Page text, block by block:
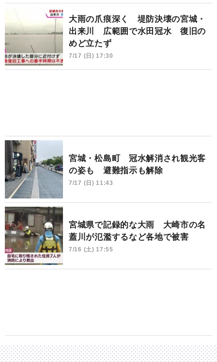
大雨の爪痕深く 堤防決壊の宮城・
出来川 広範囲で水田冠水 復旧の
めど立たず
7/17 (日) 17:30
宮城・松島町 冠水解消され観光客
の姿も 避難指示も解除
7/17 (日) 11:43
宮城県で記録的な大雨 大崎市の名
蓋川が氾濫するなど各地で被害
7/16 (土) 17:55